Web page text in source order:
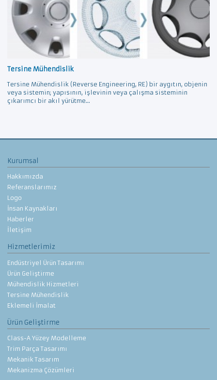
Tersine Mühendislik
Tersine Mühendislik (Reverse Engineering, RE) bir aygıtın, objenin
veya sistemin; yapısının, işlevinin veya çalışma sisteminin
çıkarımcı bir akıl yürütme...
Kurumsal
Hakkımızda
Referanslarımız
Logo
İnsan Kaynakları
Haberler
İletişim
Hizmetlerimiz
Endüstriyel Ürün Tasarımı
Ürün Geliştirme
Mühendislik Hizmetleri
Tersine Mühendislik
Eklemeli İmalat
Ürün Geliştirme
Class-A Yüzey Modelleme
Trim Parça Tasarımı
Mekanik Tasarım
Mekanizma Çözümleri